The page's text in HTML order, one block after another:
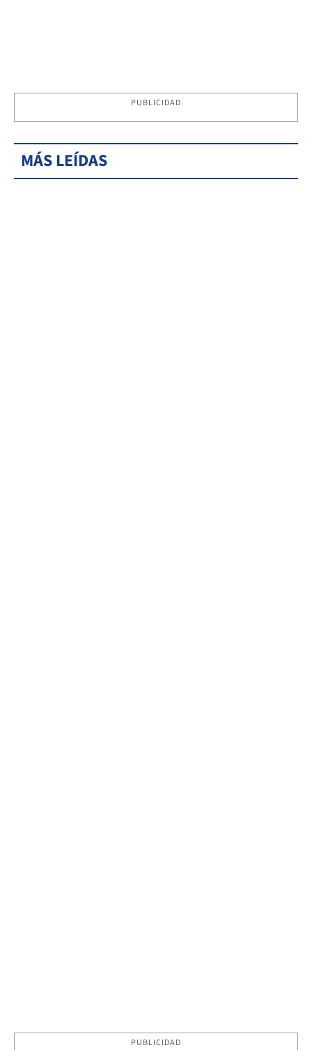
PUBLICIDAD
MÁS LEÍDAS
PUBLICIDAD